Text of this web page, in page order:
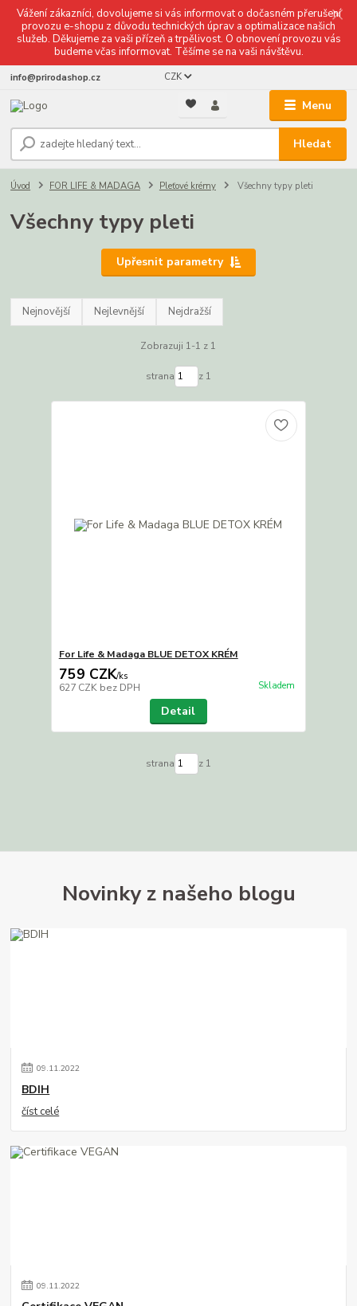
Vážení zákazníci, dovolujeme si vás informovat o dočasném přerušení
provozu e-shopu z důvodu technických úprav a optimalizace našich
služeb. Děkujeme za vaši přízeň a trpělivost. O obnovení provozu vás
budeme včas informovat. Těšíme se na vaši návštěvu.
Menu
CZK
Hledat
info@prirodashop.cz
Úvod FOR LIFE & MADAGA Pleťové krémy Všechny typy pleti
Všechny typy pleti
Upřesnit parametry
Nejnovější Nejlevnější Nejdražší
Zobrazuji 1-1 z 1
strana z 1
For Life & Madaga BLUE DETOX KRÉM
759 CZK/ks
627 CZK bez DPH Skladem
Detail
strana z 1
Novinky z našeho blogu
09.11.2022
BDIH
číst celé
09.11.2022